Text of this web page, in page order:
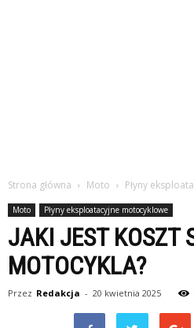
Strona główna Moto Płyny
Moto Płyny eksploatacyjne motocyklowe
JAKI JEST KOSZT
MOTOCYKLA?
Przez Redakcja - 20 kwietnia 2025